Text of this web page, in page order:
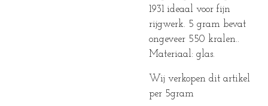
1931 ideaal voor fijn
rijgwerk. 5 gram bevat
ongeveer 550 kralen..
Materiaal: glas.
Wij verkopen dit artikel
per 5gram